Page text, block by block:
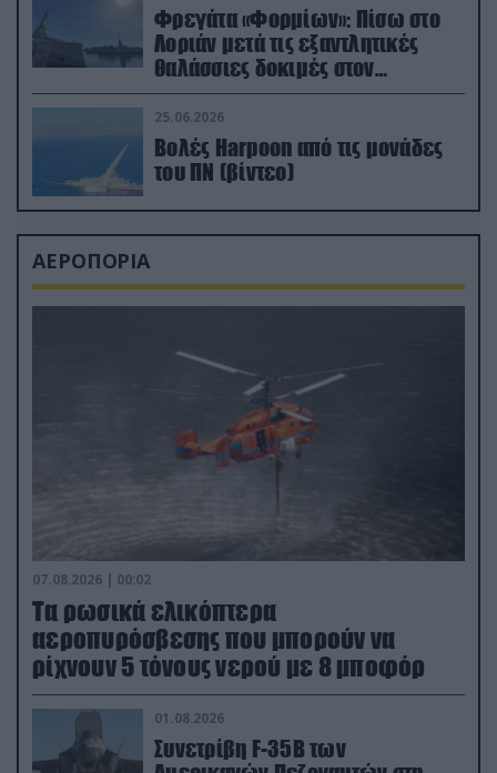
Φρεγάτα «Φορμίων»: Πίσω στο
Λοριάν μετά τις εξαντλητικές
θαλάσσιες δοκιμές στον
απαιτητικό Βισκαϊκό
25.06.2026
Βολές Harpoon από τις μονάδες
του ΠΝ (βίντεο)
ΑΕΡΟΠΟΡΙΑ
07.08.2026 | 00:02
Τα ρωσικά ελικόπτερα
αεροπυρόσβεσης που μπορούν να
ρίχνουν 5 τόνους νερού με 8 μποφόρ
01.08.2026
Συνετρίβη F-35B των